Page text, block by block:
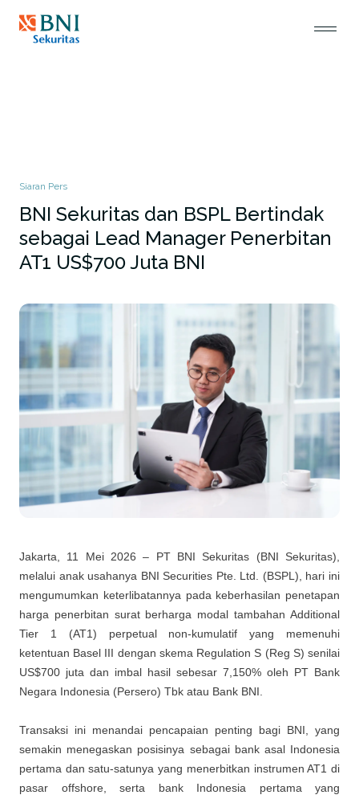
Siaran Pers
BNI Sekuritas dan BSPL Bertindak
sebagai Lead Manager Penerbitan
AT1 US$700 Juta BNI
Jakarta, 11 Mei 2026 – PT BNI Sekuritas (BNI Sekuritas),
melalui anak usahanya BNI Securities Pte. Ltd. (BSPL), hari ini
mengumumkan keterlibatannya pada keberhasilan penetapan
harga penerbitan surat berharga modal tambahan Additional
Tier 1 (AT1) perpetual non-kumulatif yang memenuhi
ketentuan Basel III dengan skema Regulation S (Reg S) senilai
US$700 juta dan imbal hasil sebesar 7,150% oleh PT Bank
Negara Indonesia (Persero) Tbk atau Bank BNI.
Transaksi ini menandai pencapaian penting bagi BNI, yang
semakin menegaskan posisinya sebagai bank asal Indonesia
pertama dan satu-satunya yang menerbitkan instrumen AT1 di
pasar offshore, serta bank Indonesia pertama yang